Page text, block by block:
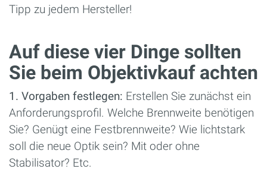
Tipp zu jedem Hersteller!
Auf diese vier Dinge sollten
Sie beim Objektivkauf achten
1. Vorgaben festlegen: Erstellen Sie zunächst ein
Anforderungsprofil. Welche Brennweite benötigen
Sie? Genügt eine Festbrennweite? Wie lichtstark
soll die neue Optik sein? Mit oder ohne
Stabilisator? Etc.